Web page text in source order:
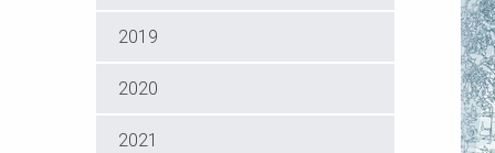
2019
2020
2021